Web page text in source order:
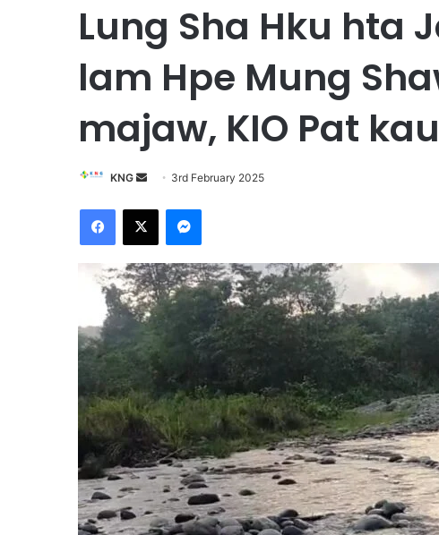
Lung Sha Hku hta
lam Hpe Mung
majaw, KIO Pat
KNG
d
a
n
e
m
a
i
l
3rd February 2025